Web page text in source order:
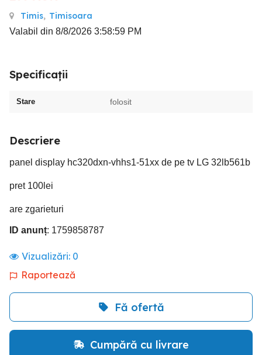
Timis, Timisoara
Valabil din 8/8/2026 3:58:59 PM
Specificații
Stare folosit
Descriere
panel display hc320dxn-vhhs1-51xx de pe tv LG 32lb561b
pret 100lei
are zgarieturi
ID anunț: 1759858787
Vizualizări: 0
Raportează
Fă ofertă
Cumpără cu livrare